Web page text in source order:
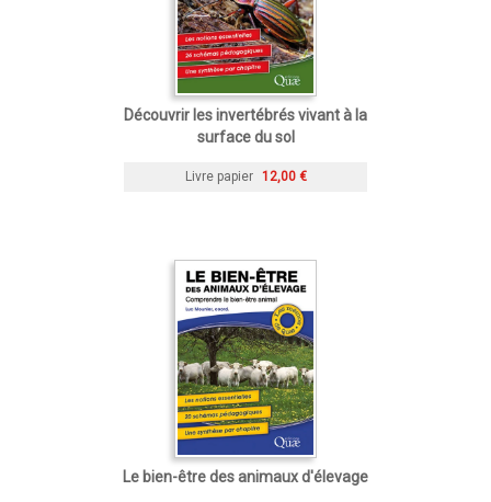
Découvrir les invertébrés vivant à la
surface du sol
Livre papier 12,00 €
Le bien-être des animaux d'élevage